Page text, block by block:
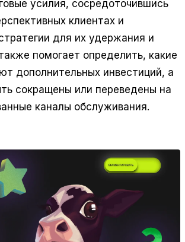
усилия, сосредоточившись
клиентах и
для их удержания и
помогает определить, какие
дополнительных инвестиций, а
сокращены или переведены на
каналы обслуживания.